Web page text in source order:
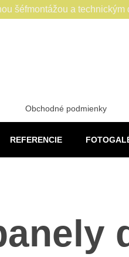
REFERENCIE
Obchodné podmienky
šéfmontážou a